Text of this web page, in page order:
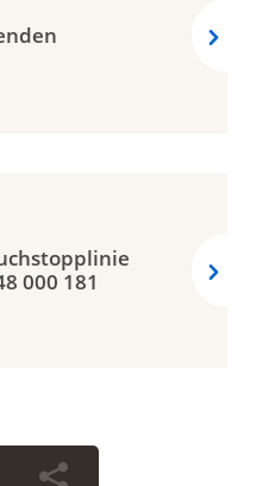
000 181